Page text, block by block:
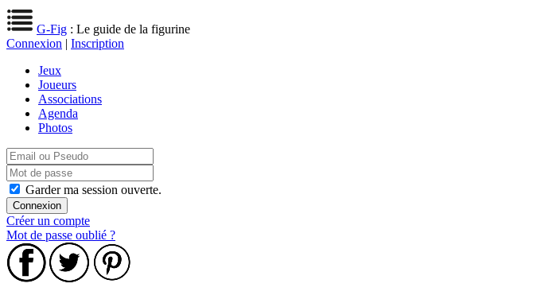
G-Fig : Le guide de la figurine
Connexion | Inscription
Jeux
Joueurs
Associations
Agenda
Photos
Garder ma session ouverte.
Créer un compte
Mot de passe oublié ?